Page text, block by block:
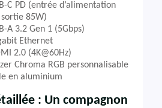
C PD (entrée d’alimentation
sortie 85W)
A 3.2 Gen 1 (5Gbps)
Ethernet
2.0 (4K@60Hz)
Chroma RGB personnalisable
en aluminium
: Un compagnon